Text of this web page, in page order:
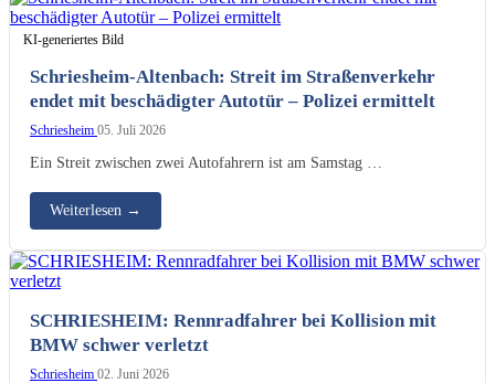
KI-generiertes Bild
Schriesheim-Altenbach: Streit im Straßenverkehr
endet mit beschädigter Autotür – Polizei ermittelt
Schriesheim 05. Juli 2026
Ein Streit zwischen zwei Autofahrern ist am Samstag …
Weiterlesen →
SCHRIESHEIM: Rennradfahrer bei Kollision mit
BMW schwer verletzt
Schriesheim 02. Juni 2026